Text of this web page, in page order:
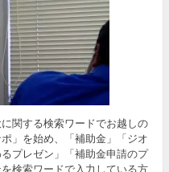
関する検索ワードでお越しの
」を始め、「補助金」「ジオ
プレゼン」「補助金申請のプ
検索ワードで入力している方